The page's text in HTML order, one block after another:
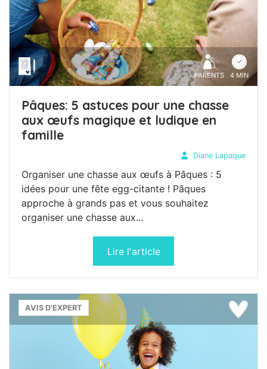
PARENTS 4 MIN
Pâques: 5 astuces pour une chasse
aux œufs magique et ludique en
famille
Diane Lapaque
Organiser une chasse aux œufs à Pâques : 5
idées pour une fête egg-citante ! Pâques
approche à grands pas et vous souhaitez
organiser une chasse aux...
Lire l'article
AVIS D'EXPERT